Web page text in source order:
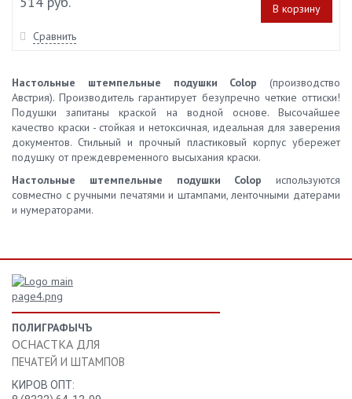
В корзину
Сравнить
Настольные штемпельные подушки Colop (производство
Австрия). Производитель гарантирует безупречно четкие оттиски!
Подушки запитаны краской на водной основе. Высочайшее
качество краски - стойкая и нетоксичная, идеальная для заверения
документов. Стильный и прочный пластиковый корпус убережет
подушку от преждевременного высыхания краски.
Настольные штемпельные подушки Colop используются
совместно с ручными печатями и штампами, ленточными датерами
и нумераторами.
ПОЛИГРАФЫЧЪ
ОСНАСТКА ДЛЯ
ПЕЧАТЕЙ И ШТАМПОВ
КИРОВ ОПТ: